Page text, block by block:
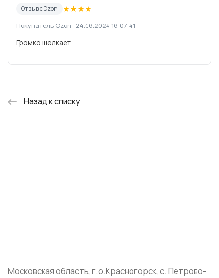
Отзыв с Ozon ★★★★
Покупатель Ozon · 24.06.2024 16:07:41
Громко шелкает
Назад к списку
Московская область, г.о.Красногорск, с. Петрово-